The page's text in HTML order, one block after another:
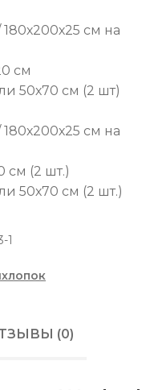
см на
см
50х70 см (2 шт)
см на
см (2 шт.)
50х70 см (2 шт.)
1
(0)